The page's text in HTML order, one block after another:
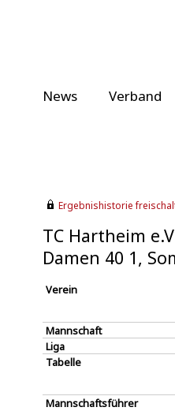
News Verband
Ergebnishistorie
TC Hartheim
Damen 40 1,
Verein
Mannschaft
Liga
Tabelle
Mannschaftsführer